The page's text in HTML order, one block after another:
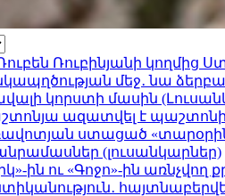
Ռուբինյանի կողմից
մեջ․ նա
կորստի մասին
ազատվել է
ստացած
(լուսանկարներ)
ին ու «Գոջո»-ին